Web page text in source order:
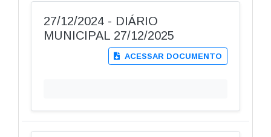
27/12/2024 - DIÁRIO
MUNICIPAL 27/12/2025
ACESSAR DOCUMENTO